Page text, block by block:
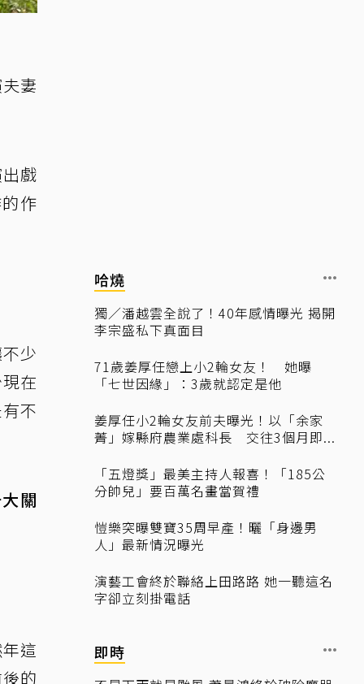
妻
戲
作
少
在
不
關
這
的
哈燒
獨／潘越雲全說了！40年感情曝光 揭開
李宗盛私下真面目
71歲姜厚任戀上小2輪女友！ 她曝
「七世因緣」：3歲就認定是他
姜厚任小2輪女友前夫曝光！以「余家
菁」嫁縣府農業處科長 交往3個月即...
「五燈獎」最美主持人報喜！「185公
分帥兒」要百萬名畫當賀禮
愷樂突曝雙寶35周早產！曬「身邊男
人」最新情況曝光
演藝工會終於聯絡上田路路 她一聽這名
字卻立刻掛電話
即時